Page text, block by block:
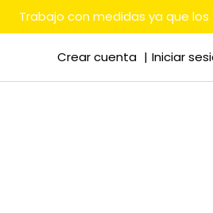
Trabajo con medidas ya que
Crear cuenta Iniciar